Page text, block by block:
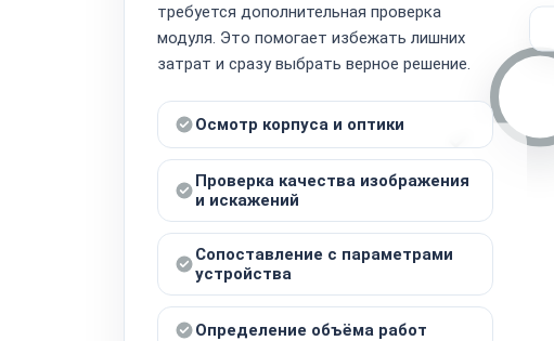
требуется дополнительная проверка
модуля. Это помогает избежать лишних
затрат и сразу выбрать верное решение.
Осмотр корпуса и оптики
Проверка качества изображения
и искажений
Сопоставление с параметрами
устройства
Определение объёма работ